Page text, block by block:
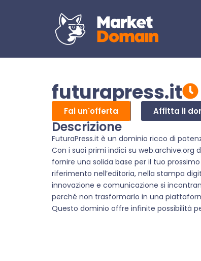
futurapress.it
Fai un'offerta Affitta il
Descrizione
FuturaPress.it è un dominio ricco di
Con i suoi primi indici su web.archive.org
fornire una solida base per il tuo
riferimento nell’editoria, nella stampa
innovazione e comunicazione si
perché non trasformarlo in una
Questo dominio offre infinite possibilità